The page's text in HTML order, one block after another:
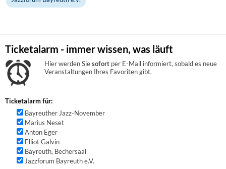
Ticketalarm - immer wissen, was läuft
Hier werden Siesofort per E-Mail informiert, sobald es neue
Veranstaltungen Ihres Favoriten gibt.
Ticketalarm für:
Bayreuther Jazz-November
Marius Neset
Anton Eger
Elliot Galvin
Bayreuth, Bechersaal
Jazzforum Bayreuth e.V.